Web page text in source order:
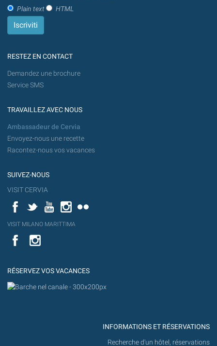
Plain text HTML
RESTEZ EN CONTACT
Demandez une brochure
Service SMS
TRAVAILLEZ AVEC NOUS
Ambassadeur de Cervia
Envoyez-nous une recette
Racontez-nous vos vacances
SUIVEZ-NOUS
VISIT CERVIA
FacebookTwitterYouTubeInstagram
YouT
VISIT MILANO MARITTIMA
Flick
VISIT
MILANO
YouTube
RÉSERVEZ VOS VACANCES
INFORMATIONS ET RÉSERVATIONS
Recherche d'un hôtel, réservations